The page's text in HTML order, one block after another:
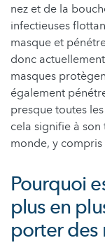
nez et de la
infectieuses
masque et
donc
masques
également
presque toutes
cela signifie à
monde, y
Pourquoi
plus en
porter des